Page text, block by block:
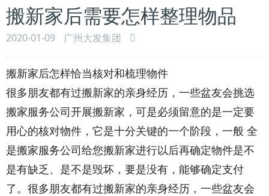
搬新家后需要怎样整理物品
2020-01-09 广州大发集团
搬新家后怎样恰当核对和梳理物件
很多朋友都有过搬新家的亲身经历，一些盆友会挑选
搬家服务公司开展搬新家，可是必须留意的是一定要
用心的核对物件，它是十分关键的一个阶段，一般 全
是搬家服务公司给您搬新家进行以后再确定物件是不
是有缺乏、是不是毁坏，要是没有，能够确定支付
了。很多朋友都有过搬新家的亲身经历，一些盆友会